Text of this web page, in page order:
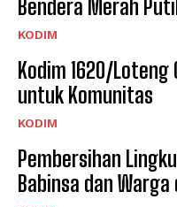
Bendera Merah
KODIM
Kodim 1620/Loteng
untuk Komunitas
KODIM
Pembersihan
Babinsa dan Warga